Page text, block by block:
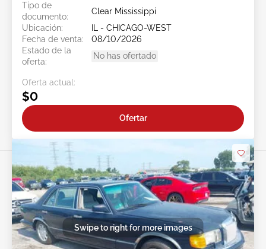
Tipo de
documento:
Clear Mississippi
Ubicación:
IL - CHICAGO-WEST
Fecha de venta:
08/10/2026
Estado de la
oferta:
No has ofertado
Oferta actual:
$0
Ofertar
Swipe to right for more images